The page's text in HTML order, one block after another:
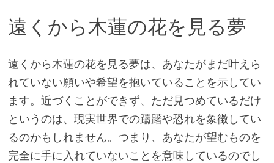
遠くから木蓮の花を見る夢
遠くから木蓮の花を見る夢は、あなたがまだ叶えら
れていない願いや希望を抱いていることを示してい
ます。近づくことができず、ただ見つめているだけ
というのは、現実世界での躊躇や恐れを象徴してい
るのかもしれません。つまり、あなたが望むものを
完全に手に入れていないことを意味しているのでし